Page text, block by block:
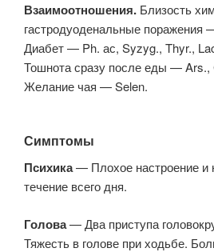
Взаимоотношения. Близость
гастродуоденальные поражения
Диабет — Ph. ас, Syzyg., Thyr.,
Тошнота сразу после еды — Ars.,
Желание чая — Selen.
Симптомы
Психика— Плохое настроение и
течение всего дня.
Голова— Два приступа
Тяжесть в голове при ходьбе.